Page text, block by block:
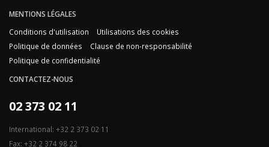
MENTIONS LÉGALES
Conditions d'utilisation
Utilisations des cookies
Politique de données
Clause de non-responsabilité
Politique de confidentialité
CONTACTEZ-NOUS
02 373 02 11
International: +32 2 373 02 11
Fax: +32 2 374 98 22